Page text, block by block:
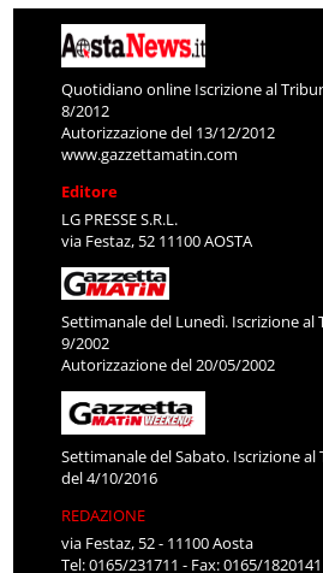
Quotidiano online Iscrizione al
8/2012
Autorizzazione del 13/12/2012
www.gazzettamatin.com
Editore
LG PRESSE S.R.L.
via Festaz, 52 11100 AOSTA
Settimanale del Lunedì. Iscrizione al
9/2002
Autorizzazione del 20/05/2002
Settimanale del Sabato. Iscrizione al
del 4/10/2016
REDAZIONE
via Festaz, 52 - 11100 Aosta
Tel: 0165/231711 - Fax: 0165/1820141